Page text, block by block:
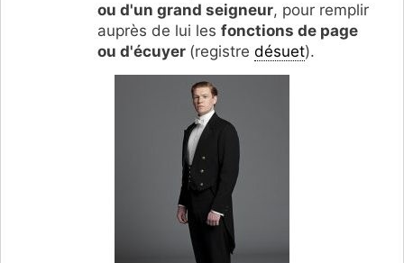
ou d'un grand seigneur, pour remplir
auprès de lui les fonctions de page
ou d'écuyer (registre désuet).